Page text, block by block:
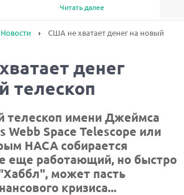
Читать далее
Новости
США не хватает денег на новый
денег
телескоп
телескоп имени Джеймса
Webb Space Telescope или
НАСА собирается
еще работающий, но быстро
может пасть
кризиса...